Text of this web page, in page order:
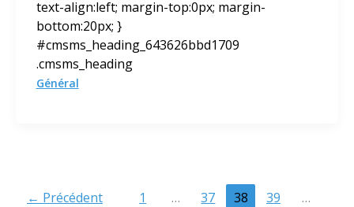
text-align:left; margin-top:0px; margin-
bottom:20px; }
#cmsms_heading_643626bbd1709
.cmsms_heading
Général
← Précédent 1 … 37 38 39
…